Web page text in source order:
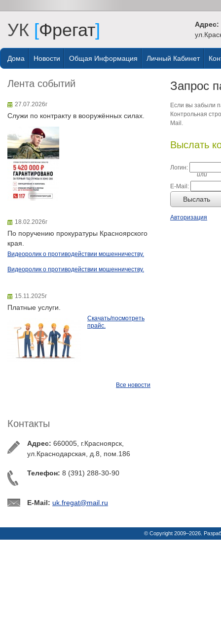
УК [Фрегат] Адрес:
Дома Новости Общая Информация Личный Кабинет
Лента событий
27.07.2026г
Служи по контракту в вооружённых силах.
18.02.2026г
По поручению прокуратуры Красноярского
края.
Видеоролик о противодействии мошенничеству.
Видеоролик о противодействии мошенничеству.
15.11.2025г
Платные услуги.
Скачать/посмотреть
прайс.
Все новости
Контакты
Адрес: 660005, г.Красноярск,
ул.Краснодарская, д.8, пом.186
Телефон: 8 (391) 288-30-90
E-Mail: uk.fregat@mail.ru
Запрос
Если вы забыли
Контрольная
Mail.
Выслать
Логин:
или
E-Mail:
Выслать
Авторизация
© Copyright 2009–2026.